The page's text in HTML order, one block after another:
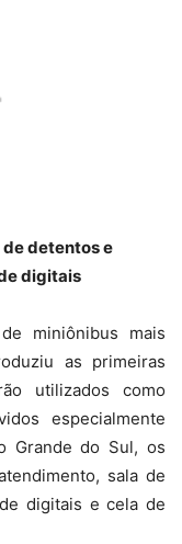
detentos e
digitais
miniônibus mais
as primeiras
utilizados como
especialmente
Grande do Sul, os
sala de
digitais e cela de